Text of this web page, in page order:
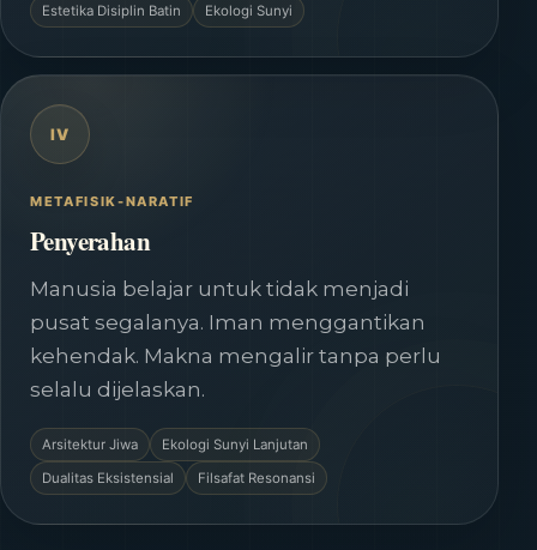
Estetika Disiplin Batin Ekologi Sunyi
IV
METAFISIK-NARATIF
Penyerahan
Manusia belajar untuk tidak menjadi
pusat segalanya. Iman menggantikan
kehendak. Makna mengalir tanpa perlu
selalu dijelaskan.
Arsitektur Jiwa
Ekologi Sunyi Lanjutan
Dualitas Eksistensial
Filsafat Resonansi